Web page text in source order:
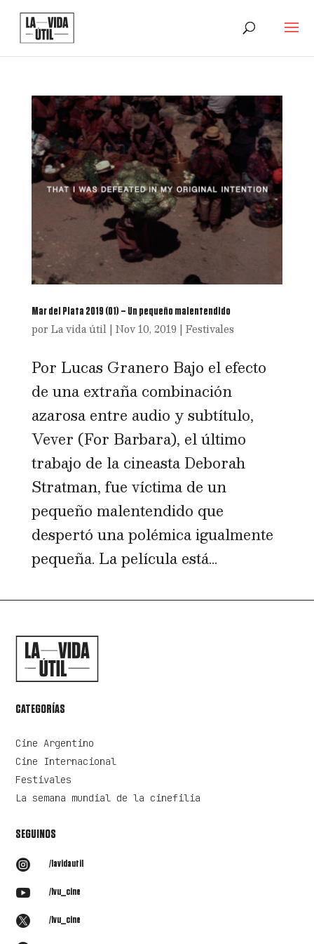
Mar del Plata 2019 (01) – Un pequeño malentendido
por La vida útil| Nov 10, 2019 | Festivales
Por Lucas Granero Bajo el efecto
de una extraña combinación
azarosa entre audio y subtítulo,
Vever (For Barbara), el último
trabajo de la cineasta Deborah
Stratman, fue víctima de un
pequeño malentendido que
despertó una polémica igualmente
pequeña. La película está...
CATEGORÍAS
Cine Argentino
Cine Internacional
Festivales
La semana mundial de la cinefilia
SEGUINOS
 /lavidautil
 /lvu_cine
 /lvu_cine